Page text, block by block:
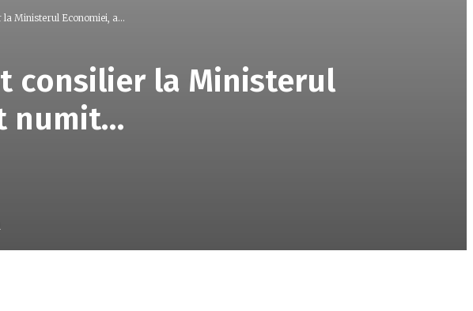
Ministerul Economiei, a...
consilier la Ministerul
numit…